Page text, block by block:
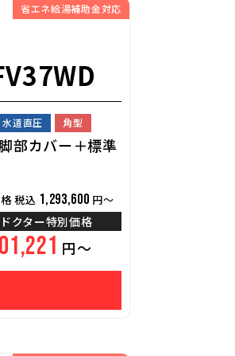
省エネ給湯補助金対応
水道直圧 角型
部カバー＋標準
税込 1,293,600 円～
クター特別価格
円～